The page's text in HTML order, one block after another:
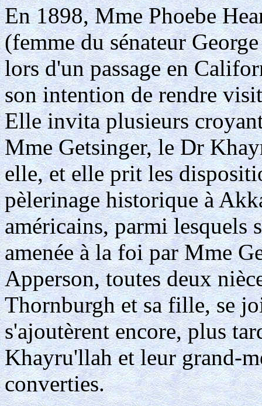
En 1898, Mme Phoebe
(femme du sénateur
lors d'un passage en
son intention de rendre
Elle invita plusieurs
Mme Getsinger, le Dr
elle, et elle prit les
pèlerinage historique à
américains, parmi
amenée à la foi par Mme
Apperson, toutes deux
Thornburgh et sa fille, se
s'ajoutèrent encore, plus
Khayru'llah et leur grand-
converties.